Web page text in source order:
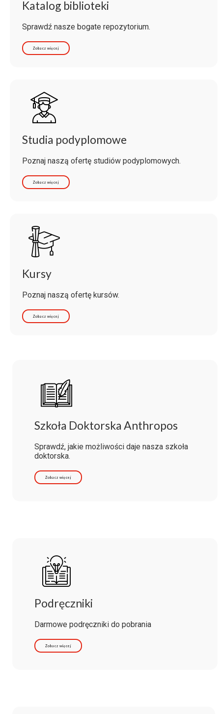
Katalog biblioteki
Sprawdź nasze bogate repozytorium.
Zobacz więcej
Studia podyplomowe
Poznaj naszą ofertę studiów podyplomowych.
Zobacz więcej
Kursy
Poznaj naszą ofertę kursów.
Zobacz więcej
Szkoła Doktorska Anthropos
Sprawdź, jakie możliwości daje nasza szkoła
doktorska.
Zobacz więcej
Podręczniki
Darmowe podręczniki do pobrania
Zobacz więcej